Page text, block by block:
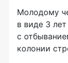
Молодому
в виде 3
с
колонии